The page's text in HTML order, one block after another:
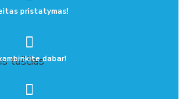
tuščias
pristatymas!
dabar!